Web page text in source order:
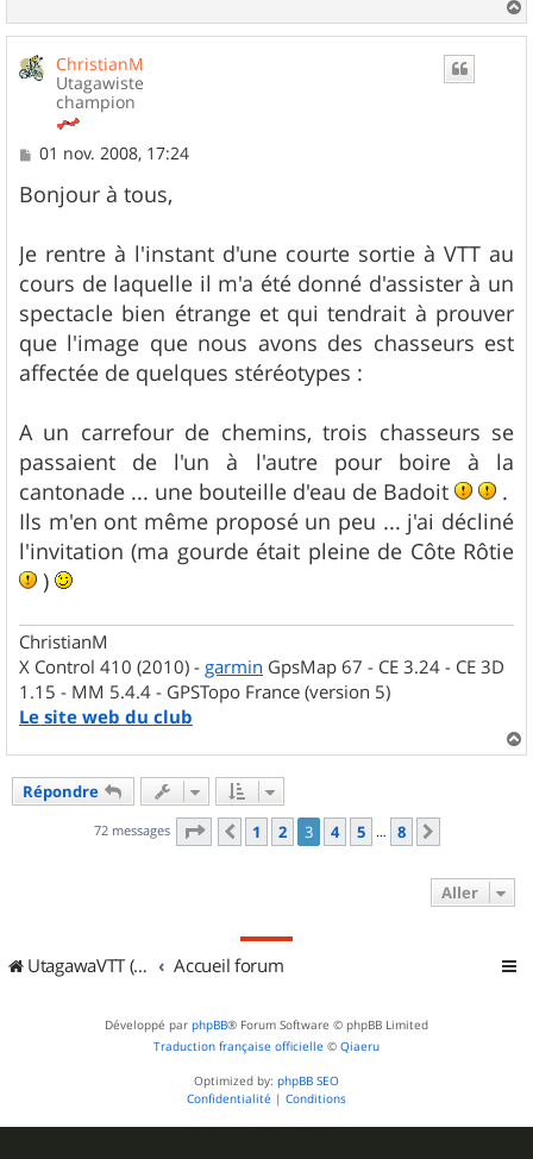
a
ChristianM
Utagawiste
champion
M
s
s
g
e
01 nov. 2008, 17:24
Bonjour à tous,
Je rentre à l'instant d'une courte sortie à VTT au
cours de laquelle il m'a été donné d'assister à un
spectacle bien étrange et qui tendrait à prouver
que l'image que nous avons des chasseurs est
affectée de quelques stéréotypes :
A un carrefour de chemins, trois chasseurs se
passaient de l'un à l'autre pour boire à la
cantonade ... une bouteille d'eau de Badoit
.
Ils m'en ont même proposé un peu ... j'ai décliné
l'invitation (ma gourde était pleine de Côte Rôtie
)
ChristianM
X Control 410 (2010) - garmin GpsMap 67 - CE 3.24 - CE 3D
1.15 - MM 5.4.4 - GPSTopo France (version 5)
Le site web du club
a
Répondre
72 messages Page 3sur8
Précédent
1 2 3 4 5 … 8
Aller
UtagawaVTT (Randos VTT et VTTAE avec traces GPS) Accueil forum
Développé par phpBB® Forum Software © phpBB Limited
Traduction française officielle © Qiaeru
Optimized by: phpBB SEO
Confidentialité | Conditions